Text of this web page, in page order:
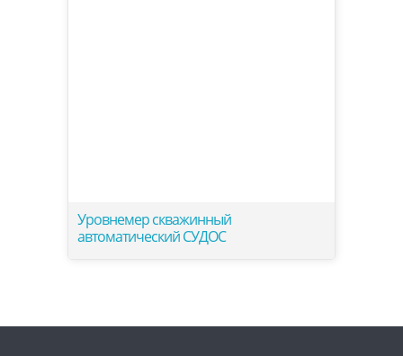
Уровнемер скважинный
автоматический СУДОС